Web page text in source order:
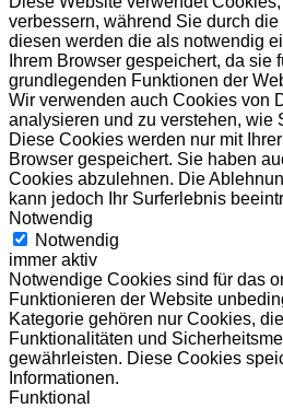
verbessern, während Sie durch
diesen werden die als notwendig
Ihrem Browser gespeichert, da sie
grundlegenden Funktionen der
Wir verwenden auch Cookies von
analysieren und zu verstehen, wie
Diese Cookies werden nur mit
Browser gespeichert. Sie haben
Cookies abzulehnen. Die
kann jedoch Ihr Surferlebnis
Notwendig
Notwendig
immer aktiv
Notwendige Cookies sind für das
Funktionieren der Website
Kategorie gehören nur Cookies,
Funktionalitäten und
gewährleisten. Diese Cookies
Informationen.
Funktional